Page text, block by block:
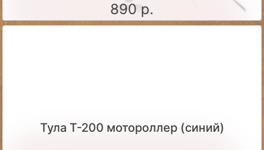
890 р.
Тула Т-200 мотороллер (синий)